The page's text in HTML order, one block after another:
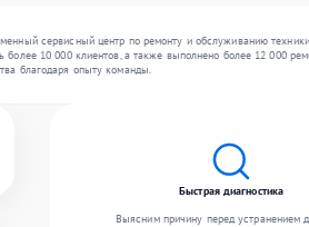
сервисный центр по ремонту и обслуживанию
более 10 000 клиентов, а также выполнено более 12 000
благодаря опыту команды.
Быстрая диагностика
Выясним причину перед устранением